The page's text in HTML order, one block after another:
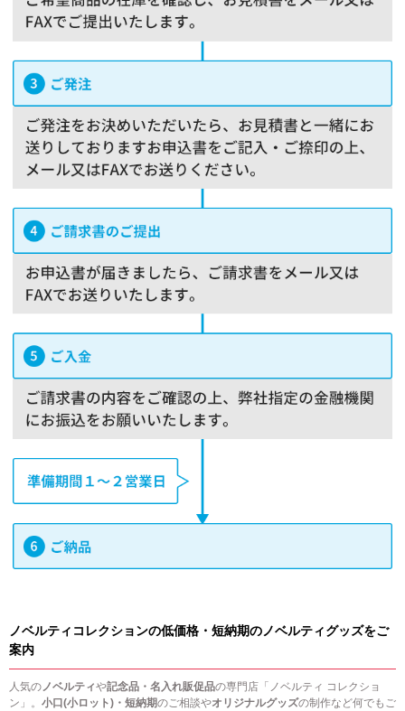
ノベルティコレクションの低価格・短納期のノベルティグッズをご
案内
人気のノベルティや記念品・名入れ販促品の専門店「ノベルティ コレクショ
ン」。 小口(小ロット)・短納期のご相談やオリジナルグッズの制作など何でもご